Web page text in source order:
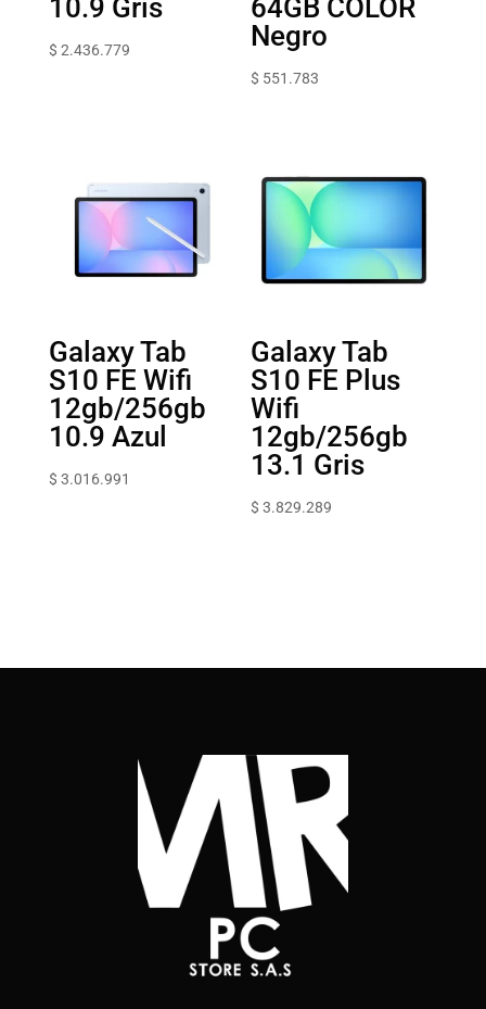
10.9 Gris
$ 2.436.779
64GB COLOR
Negro
$ 551.783
Galaxy Tab
S10 FE Wifi
12gb/256gb
10.9 Azul
$ 3.016.991
Galaxy Tab
S10 FE Plus
Wifi
12gb/256gb
13.1 Gris
$ 3.829.289